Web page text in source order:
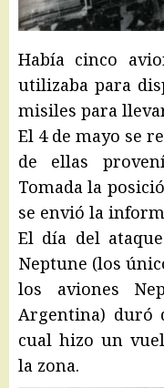
Había cinco
utilizaba para
misiles para
El 4 de mayo se
de ellas
Tomada la
se envió la
El día del
Neptune (los
los aviones
Argentina) duró
cual hizo un
la zona.